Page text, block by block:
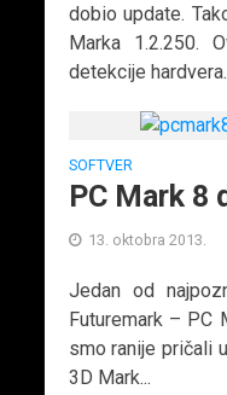
dobio update.
Marka 1.2.250.
detekcije
SOFTVER
PC Mark 8
13. oktobra 2013.
Jedan od
Futuremark – PC
smo ranije pričali
3D Mark...